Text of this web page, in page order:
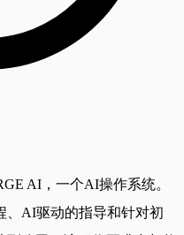
AI，一个AI操作系统。
、AI驱动的指导和针对初